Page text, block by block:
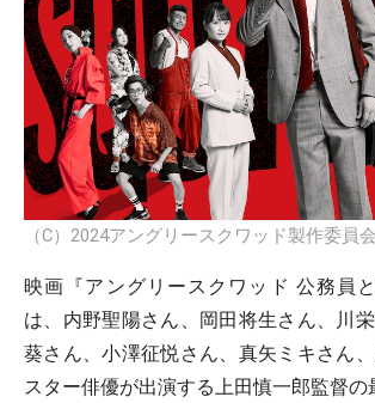
（C）2024アングリースクワッド製作委員会
映画『アングリースクワッド 公務員
は、内野聖陽さん、岡田将生さん、川
葵さん、小澤征悦さん、真矢ミキさん
スター俳優が出演する上田慎一郎監督の